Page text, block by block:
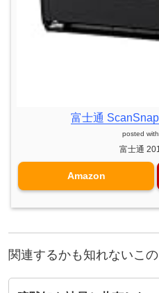
富士通
posted with
富士通
Amazon
関連するかも知れないこ